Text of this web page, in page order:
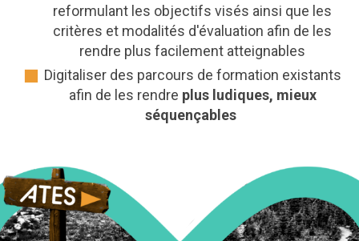
reformulant les objectifs visés ainsi que les
critères et modalités d'évaluation afin de les
rendre plus facilement atteignables
Digitaliser des parcours de formation existants
afin de les rendre plus ludiques, mieux
séquençables